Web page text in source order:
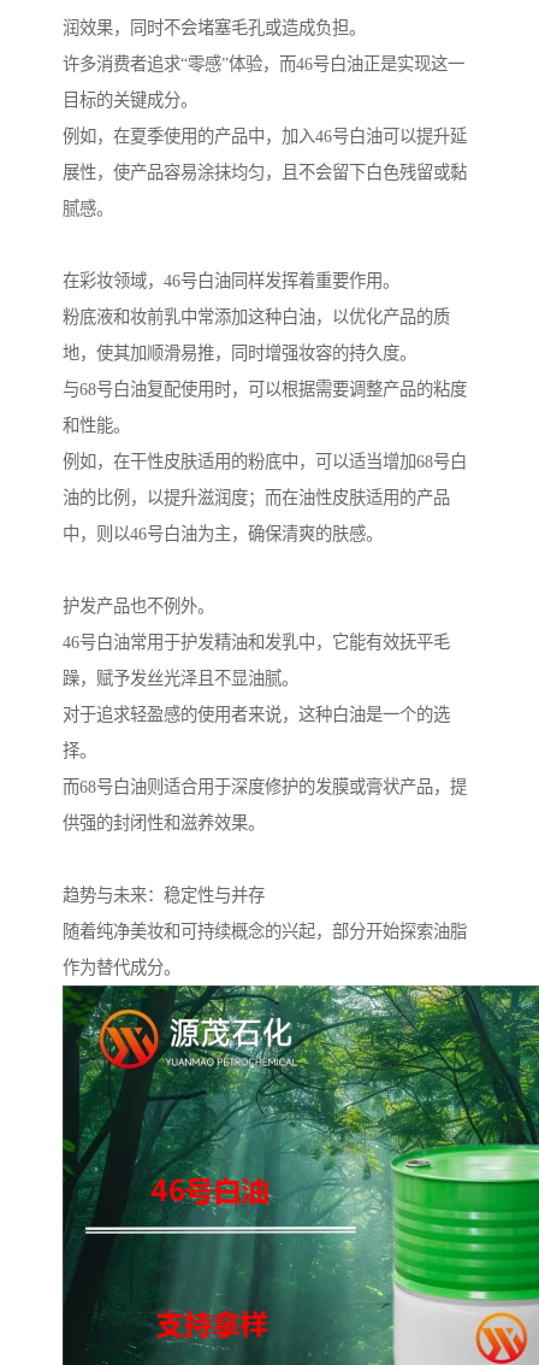
润效果，同时不会堵塞毛孔或造成负担。
许多消费者追求“零感”体验，而46号白油正是实现这一
目标的关键成分。
例如，在夏季使用的产品中，加入46号白油可以提升延
展性，使产品容易涂抹均匀，且不会留下白色残留或黏
腻感。
在彩妆领域，46号白油同样发挥着重要作用。
粉底液和妆前乳中常添加这种白油，以优化产品的质
地，使其加顺滑易推，同时增强妆容的持久度。
与68号白油复配使用时，可以根据需要调整产品的粘度
和性能。
例如，在干性皮肤适用的粉底中，可以适当增加68号白
油的比例，以提升滋润度；而在油性皮肤适用的产品
中，则以46号白油为主，确保清爽的肤感。
护发产品也不例外。
46号白油常用于护发精油和发乳中，它能有效抚平毛
躁，赋予发丝光泽且不显油腻。
对于追求轻盈感的使用者来说，这种白油是一个的选
择。
而68号白油则适合用于深度修护的发膜或膏状产品，提
供强的封闭性和滋养效果。
趋势与未来：稳定性与并存
随着纯净美妆和可持续概念的兴起，部分开始探索油脂
作为替代成分。